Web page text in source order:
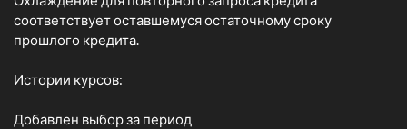
соответствует оставшемуся остаточному сроку
прошлого кредита.
Истории курсов:
Добавлен выбор за период